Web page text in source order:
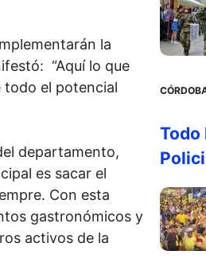
la
“Aquí lo que
todo el potencial
departamento,
es sacar el
Con esta
gastronómicos y
activos de la